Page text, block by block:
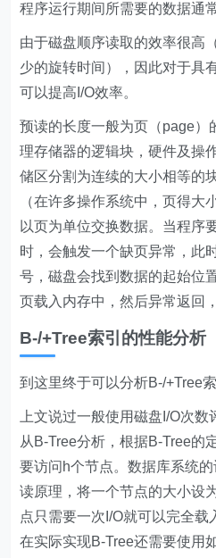
程序运行期间所需要的数据通
由于磁盘顺序读取的效率很高
少的旋转时间），因此对于具
可以提高I/O效率。
预读的长度一般为页（page）
理存储器的逻辑块，硬件及操
储区分割为连续的大小相等的
（在许多操作系统中，页得大
以页为单位交换数据。当程序
时，会触发一个缺页异常，此
号，磁盘会找到数据的起始位
页载入内存中，然后异常返回
B-/+Tree索引的性能分析
到这里终于可以分析B-/+Tree
上文说过一般使用磁盘I/O次
从B-Tree分析，根据B-Tree的
要访问h个节点。数据库系统
读原理，将一个节点的大小设
点只需要一次I/O就可以完全载
在实际实现B-Tree还需要使用